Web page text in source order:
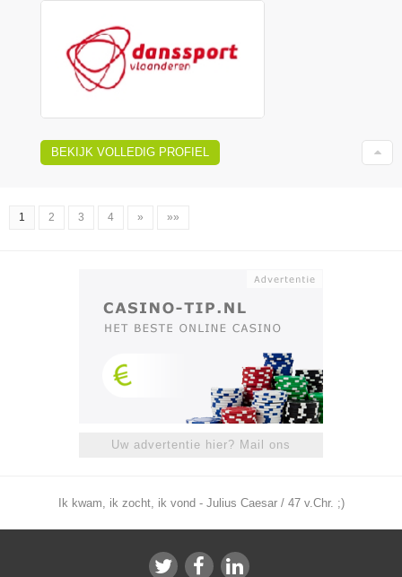
BEKIJK VOLLEDIG PROFIEL
1 2 3 4 » »»
Uw advertentie hier? Mail ons
Ik kwam, ik zocht, ik vond - Julius Caesar / 47 v.Chr. ;)